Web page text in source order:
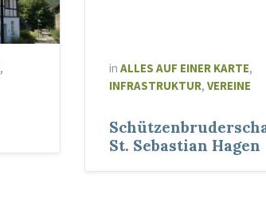
,
in ALLES AUF EINER KARTE,
INFRASTRUKTUR, VEREINE
St. Sebastian Hagen